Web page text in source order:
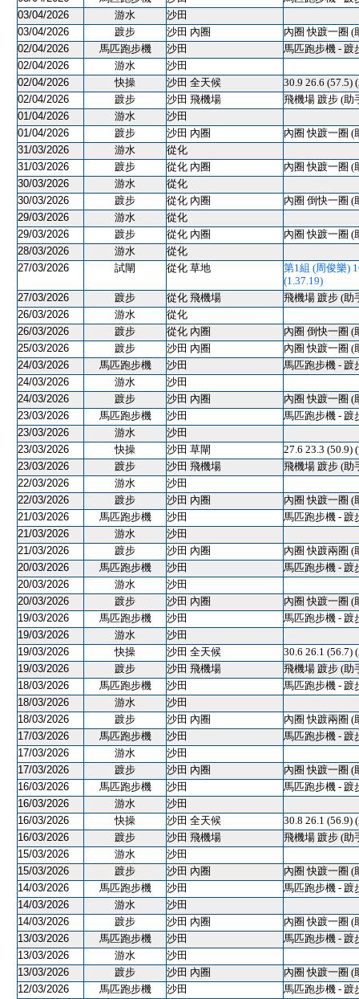
03/04/2026
游水
沙田
03/04/2026
踱步 沙田 內圈
內圈 快踱一圈 (
02/04/2026
馬匹跑步機 沙田
馬匹跑步機 - 踱
02/04/2026
游水
沙田
02/04/2026
快操 沙田 全天候
30.9 26.6 (57.5)
02/04/2026
踱步 沙田 飛機場
飛機場 踱步 (助
01/04/2026
游水
沙田
01/04/2026
踱步 沙田 內圈
內圈 快踱一圈 (
31/03/2026
游水
從化
31/03/2026
踱步 從化 內圈
內圈 快踱一圈 (
30/03/2026
游水
從化
30/03/2026
踱步 從化 內圈
內圈 倒快一圈 (
29/03/2026
游水
從化
29/03/2026
踱步 從化 內圈
內圈 快踱一圈 (
28/03/2026
游水
從化
27/03/2026
試閘 從化 草地
第1組 (周俊樂)
(1.37.19)
27/03/2026
踱步 從化 飛機場
飛機場 踱步 (助
26/03/2026
游水
從化
26/03/2026
踱步 從化 內圈
內圈 倒快一圈 (
25/03/2026
踱步 沙田 內圈
內圈 快踱一圈 (
24/03/2026
馬匹跑步機 沙田
馬匹跑步機 - 踱
24/03/2026
游水
沙田
24/03/2026
踱步 沙田 內圈
內圈 快踱一圈 (
23/03/2026
馬匹跑步機 沙田
馬匹跑步機 - 踱
23/03/2026
游水
沙田
23/03/2026
快操 沙田 草閘
27.6 23.3 (50.9)
23/03/2026
踱步 沙田 飛機場
飛機場 踱步 (助
22/03/2026
游水
沙田
22/03/2026
踱步 沙田 內圈
內圈 快踱一圈 (
21/03/2026
馬匹跑步機 沙田
馬匹跑步機 - 踱
21/03/2026
游水
沙田
21/03/2026
踱步 沙田 內圈
內圈 快踱兩圈 (
20/03/2026
馬匹跑步機 沙田
馬匹跑步機 - 踱
20/03/2026
游水
沙田
20/03/2026
踱步 沙田 內圈
內圈 快踱一圈 (
19/03/2026
馬匹跑步機 沙田
馬匹跑步機 - 踱
19/03/2026
游水
沙田
19/03/2026
快操 沙田 全天候
30.6 26.1 (56.7)
19/03/2026
踱步 沙田 飛機場
飛機場 踱步 (助
18/03/2026
馬匹跑步機 沙田
馬匹跑步機 - 踱
18/03/2026
游水
沙田
18/03/2026
踱步 沙田 內圈
內圈 快踱兩圈 (
17/03/2026
馬匹跑步機 沙田
馬匹跑步機 - 踱
17/03/2026
游水
沙田
17/03/2026
踱步 沙田 內圈
內圈 快踱一圈 (
16/03/2026
馬匹跑步機 沙田
馬匹跑步機 - 踱
16/03/2026
游水
沙田
16/03/2026
快操 沙田 全天候
30.8 26.1 (56.9)
16/03/2026
踱步 沙田 飛機場
飛機場 踱步 (助
15/03/2026
游水
沙田
15/03/2026
踱步 沙田 內圈
內圈 快踱一圈 (
14/03/2026
馬匹跑步機 沙田
馬匹跑步機 - 踱
14/03/2026
游水
沙田
14/03/2026
踱步 沙田 內圈
內圈 快踱一圈 (
13/03/2026
馬匹跑步機 沙田
馬匹跑步機 - 踱
13/03/2026
游水
沙田
13/03/2026
踱步 沙田 內圈
內圈 快踱一圈 (
12/03/2026
馬匹跑步機 沙田 馬匹跑步機 - 踱